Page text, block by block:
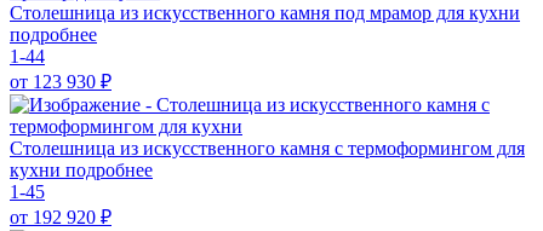
Столешница из искусственного камня под мрамор для кухни
подробнее
1-44
от 123 930 ₽
Столешница из искусственного камня с термоформингом для
кухни подробнее
1-45
от 192 920 ₽